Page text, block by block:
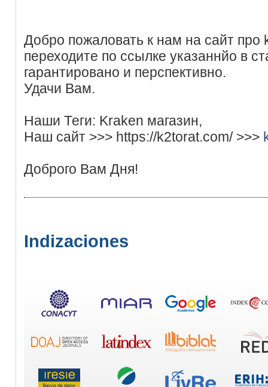
Добро пожаловать к нам на сайт про
переходите по ссылке указаннйо в
гарантировано и перспективно.
Удачи Вам.
Наши Теги: Kraken магазин,
Наш сайт >>> https://k2torat.com/ >>>
Доброго Вам Дня!
Indizaciones